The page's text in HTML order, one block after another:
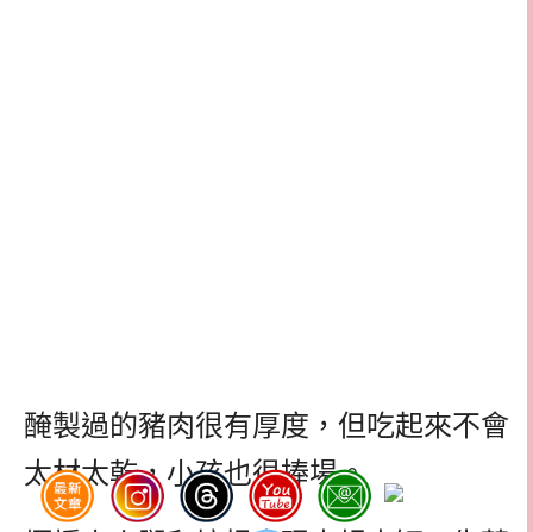
醃製過的豬肉很有厚度，但吃起來不會
太材太乾，小孩也很捧場。